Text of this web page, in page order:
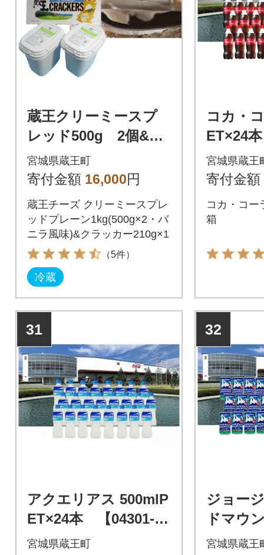
蔵王クリーミースプ
レッド500g 2個&ク
ラッカーセット 【0
4301-0495】
宮城県蔵王町
寄付金額 16,000円
蔵王チーズ クリーミースプレ
ッドプレーン1kg(500g×2・バ
ニラ風味)&クラッカー210g×1
（5件）
冷蔵
コカ・
ET×24
31】
宮城県蔵王
寄付金額
コカ・コー
箱
31
アクエリアス 500mlP
ET×24本 【04301-00
39】
宮城県蔵王町
32
ジョー
ドマウ
ド
宮城県蔵王